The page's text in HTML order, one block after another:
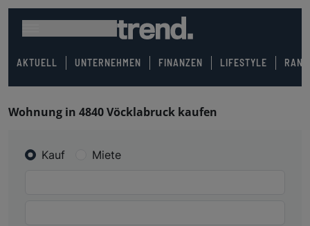
AKTUELL UNTERNEHMEN FINANZEN LIFESTYLE
Wohnung in 4840 Vöcklabruck kaufen
Kauf Miete